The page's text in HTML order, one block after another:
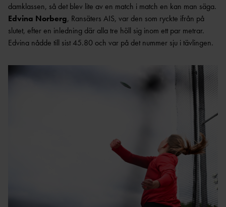
damklassen, så det blev lite av en match i match en kan man säga.
Edvina Norberg, Ransäters AIS, var den som ryckte ifrån på
slutet, efter en inledning där alla tre höll sig inom ett par metrar.
Edvina nådde till sist 45.80 och var på det nummer sju i tävlingen.